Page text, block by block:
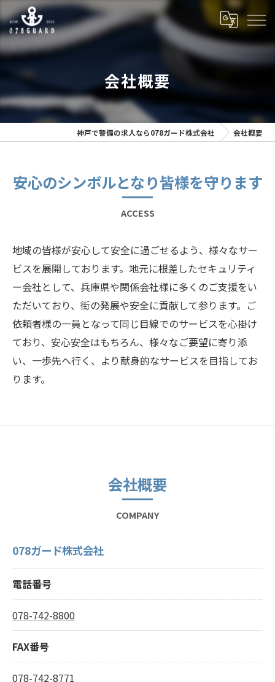
会社概要
神戸で警備の求人なら078ガード株式会社 会社概要
安心のシンボルとなり皆様を守ります
ACCESS
地域の皆様が安心して安全に過ごせるよう、様々なサー
ビスを展開しております。地元に根差したセキュリティ
ー会社として、兵庫県や関係会社様に多くのご支援をい
ただいており、街の発展や安全に貢献して参ります。ご
依頼者様の一員となって同じ目線でのサービスを心掛け
ており、安心安全はもちろん、様々なご要望に寄り添
い、一歩先へ行く、より献身的なサービスを目指してお
ります。
会社概要
COMPANY
078ガード株式会社
電話番号
078-742-8800
FAX番号
078-742-8771